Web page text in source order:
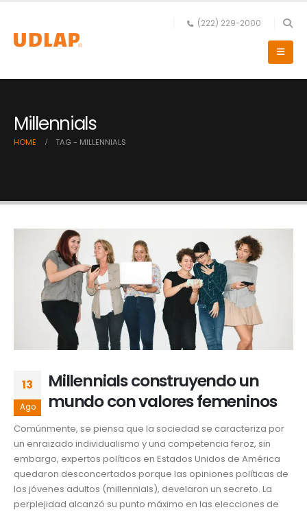
(222) 229-2000
Millennials
HOME TAG - MILLENNIALS
13
Ago
Millennials construyendo un
mundo con valores femeninos
Comúnmente, se piensa que la sociedad se caracteriza por
un enraizado individualismo y una competencia feroz, sin
embargo, expertos políticos en Estados Unidos de América
quedaron desconcertados porque las opiniones políticas de
los jóvenes adultos (millennials), develaron un secreto. La
perplejidad alcanzó su punto máximo en las elecciones de